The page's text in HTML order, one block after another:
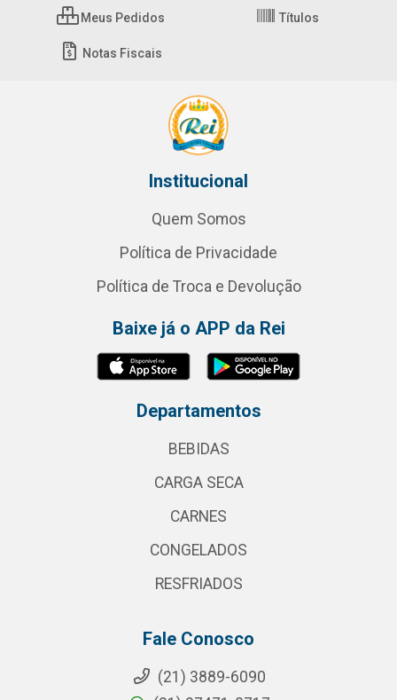
Meus Pedidos Títulos
Notas Fiscais
Institucional
Quem Somos
Política de Privacidade
Política de Troca e Devolução
Baixe já o APP da Rei
Departamentos
BEBIDAS
CARGA SECA
CARNES
CONGELADOS
RESFRIADOS
Fale Conosco
(21) 3889-6090